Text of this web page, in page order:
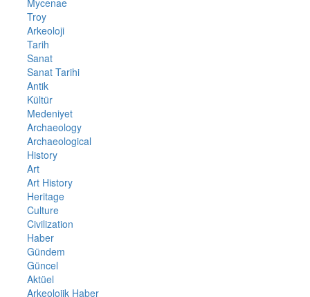
Troy
Arkeoloji
Tarih
Sanat
Sanat Tarihi
Antik
Kültür
Medeniyet
Archaeology
Archaeological
History
Art
Art History
Heritage
Culture
Civilization
Haber
Gündem
Güncel
Aktüel
Arkeolojik Haber